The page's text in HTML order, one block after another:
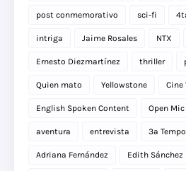
post conmemorativo sci-fi
intriga Jaime Rosales NTX
Ernesto Diezmartínez thriller
Quien mato Yellowstone Cine
English Spoken Content Open Mic
aventura entrevista 3a
Adriana Fernández Edith Sánchez